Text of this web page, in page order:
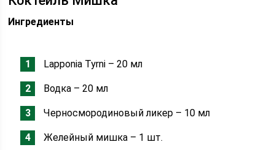
Ингредиенты
Lapponia Tyrni – 20 мл
Водка – 20 мл
Черносмородиновый ликер – 10 мл
Желейный мишка – 1 шт.